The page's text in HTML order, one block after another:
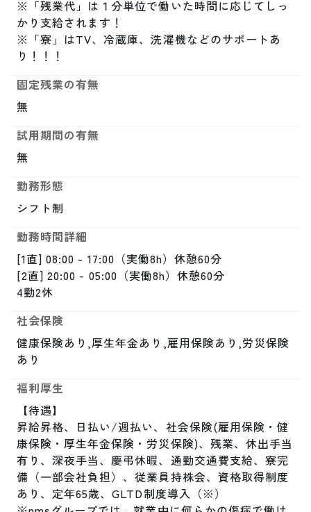
※「残業代」は１分単位で働いた時間に応じてしっ
かり支給されます！
※「寮」はTV、冷蔵庫、洗濯機などのサポートあ
り！！！
固定残業の有無
無
試用期間の有無
無
勤務形態
シフト制
勤務時間詳細
[1直] 08:00 - 17:00（実働8h）休憩60分
[2直] 20:00 - 05:00（実働8h）休憩60分
4勤2休
社会保険
健康保険あり,厚生年金あり,雇用保険あり,労災保険
あり
福利厚生
【待遇】
昇給昇格、日払い/週払い、社会保険(雇用保険・健
康保険・厚生年金保険・労災保険)、残業、休出手当
有り、深夜手当、慶弔休暇、通勤交通費支給、寮完
備（一部会社負担）、従業員持株会、資格取得制度
あり、定年65歳、GLTD制度導入（※）